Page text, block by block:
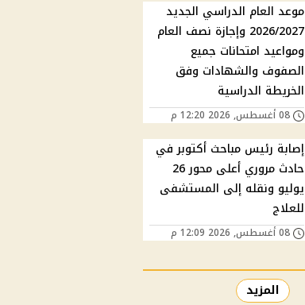
موعد العام الدراسي الجديد
2026/2027 وإجازة نصف العام
ومواعيد امتحانات جميع
الصفوف والشهادات وفق
الخريطة الدراسية
08 أغسطس, 2026 12:20 م
إصابة رئيس مباحث أكتوبر في
حادث مروري أعلى محور 26
يوليو ونقله إلى المستشفى
للعلاج
08 أغسطس, 2026 12:09 م
المزيد